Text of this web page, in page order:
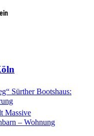
Sürther Bootshaus:
Massive
– Wohnung